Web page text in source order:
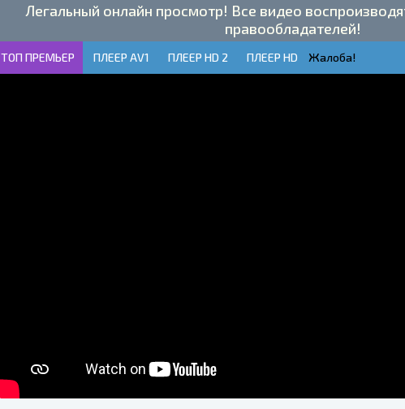
Легальный онлайн просмотр! Все видео
правообладателей!
ТОП ПРЕМЬЕР ПЛЕЕР AV1 ПЛЕЕР HD 2 ПЛЕЕР HD Жалоба!